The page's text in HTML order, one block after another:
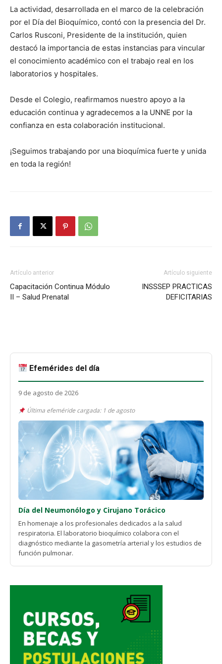
La actividad, desarrollada en el marco de la celebración
por el Día del Bioquímico, contó con la presencia del Dr.
Carlos Rusconi, Presidente de la institución, quien
destacó la importancia de estas instancias para vincular
el conocimiento académico con el trabajo real en los
laboratorios y hospitales.
Desde el Colegio, reafirmamos nuestro apoyo a la
educación continua y agradecemos a la UNNE por la
confianza en esta colaboración institucional.
¡Seguimos trabajando por una bioquímica fuerte y unida
en toda la región!
Artículo anterior
Capacitación Continua Módulo
II – Salud Prenatal
Artículo siguiente
INSSSEP PRACTICAS
DEFICITARIAS
Efemérides del día
9 de agosto de 2026
Última efeméride cargada: 1 de agosto
Día del Neumonólogo y Cirujano Torácico
En homenaje a los profesionales dedicados a la salud
respiratoria. El laboratorio bioquímico colabora con el
diagnóstico mediante la gasometría arterial y los estudios de
función pulmonar.